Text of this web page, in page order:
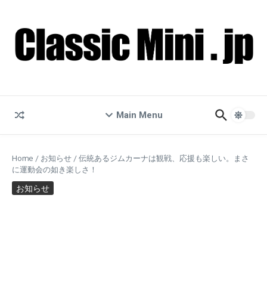
Main Menu
Home / お知らせ /伝統あるジムカーナは観戦、応援も楽しい。まさ
に運動会の如き楽しさ！
お知らせ